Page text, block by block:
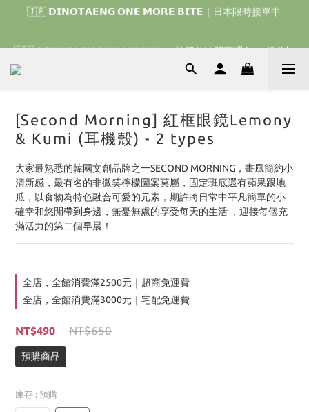
🇰🇷 𝗗𝗜𝗡𝗢𝗧𝗔𝗘𝗡𝗚 𝗛𝗢𝗠𝗘 𝗥𝗨𝗡 ｜韓國首波開賣囉 ▶ 一起參加
[Second Morning] 紅框眼鏡Lemony
& Kumi (耳機殼) - 2 types
大家最熟悉的韓國文創品牌之一SECOND MORNING，畫風簡約小
清新感，最有名的非微笑檸檬圖案莫屬，固定班底還有蘋果跟地
瓜，以食物為特色融合可愛的元素，期許將日常中平凡簡單的小
確幸和悠閒帶到身邊，無憂無慮的享受每天的生活 ，迎接每個充
滿活力的第二個早晨！
全店，全館消費滿2500元｜超商免運費
全店，全館消費滿3000元｜宅配免運費
NT$490 NT$650
預購商品
庫存 : 預購